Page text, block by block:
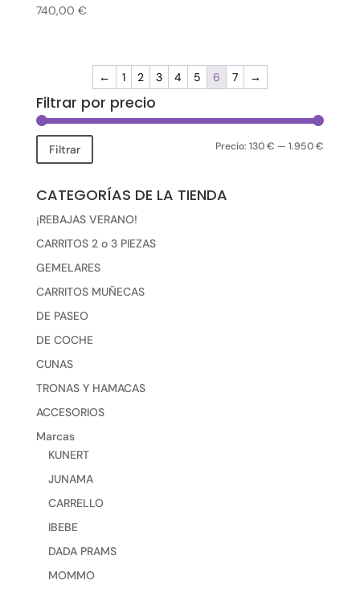
740,00 €
← 1 2 3 4 5 6 7 →
Filtrar por precio
Filtrar Precio:130 € —1.950 €
CATEGORÍAS DE LA TIENDA
¡REBAJAS VERANO!
CARRITOS 2 o 3 PIEZAS
GEMELARES
CARRITOS MUÑECAS
DE PASEO
DE COCHE
CUNAS
TRONAS Y HAMACAS
ACCESORIOS
Marcas
KUNERT
JUNAMA
CARRELLO
IBEBE
DADA PRAMS
MOMMO